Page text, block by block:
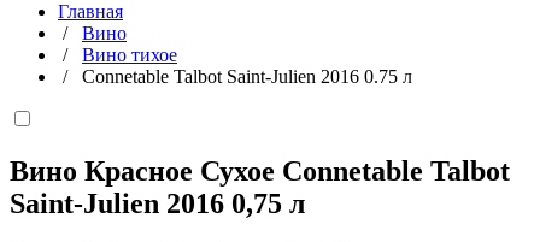
Главная
/ Вино
/ Вино тихое
/ Connetable Talbot Saint-Julien 2016 0.75 л
Вино Красное Сухое Connetable Talbot
Saint-Julien 2016 0,75 л